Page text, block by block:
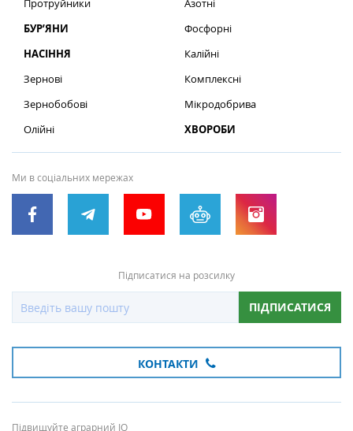
Протруйники
БУР’ЯНИ
НАСІННЯ
Зернові
Зернобобові
Олійні
Азотні
Фосфорні
Калійні
Комплексні
Мікродобрива
ХВОРОБИ
Ми в соціальних мережах
Підписатися на розсилку
ПІДПИСАТИСЯ
КОНТАКТИ
Підвищуйте аграрний IQ